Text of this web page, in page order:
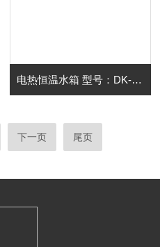
电热恒温水箱 型号：DK-420BS
下一页 尾页